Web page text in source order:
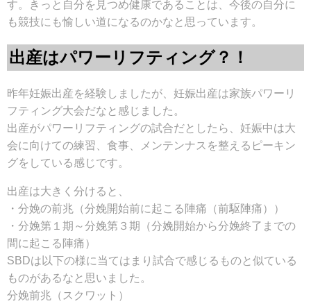
す。きっと自分を見つめ健康であることは、今後の自分に
も競技にも愉しい道になるのかなと思っています。
出産はパワーリフティング？！
昨年妊娠出産を経験しましたが、妊娠出産は家族パワーリ
フティング大会だなと感じました。
出産がパワーリフティングの試合だとしたら、妊娠中は大
会に向けての練習、食事、メンテンナスを整えるピーキン
グをしている感じです。
出産は大きく分けると、
・分娩の前兆（分娩開始前に起こる陣痛（前駆陣痛））
・分娩第１期～分娩第３期（分娩開始から分娩終了までの
間に起こる陣痛）
SBDは以下の様に当てはまり試合で感じるものと似ている
ものがあるなと思いました。
分娩前兆（スクワット）